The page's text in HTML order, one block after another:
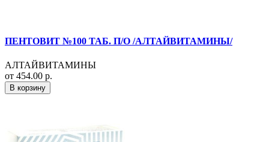
ПЕНТОВИТ №100 ТАБ. П/О /АЛТАЙВИТАМИНЫ/
АЛТАЙВИТАМИНЫ
от 454.00 р.
В корзину